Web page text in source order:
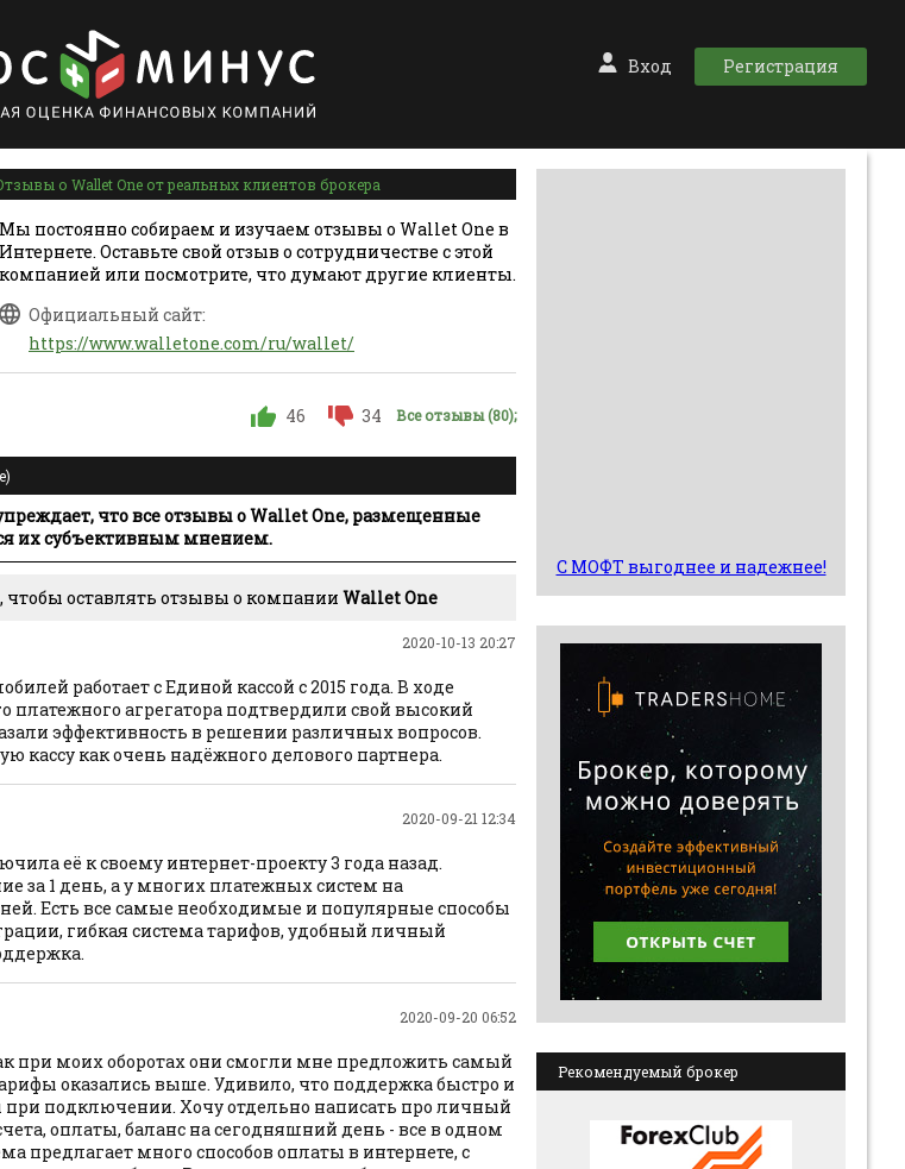
Вход Регистрация
о Wallet One от реальных клиентов брокера
Мы постоянно собираем и изучаем отзывы о Wallet One в
Интернете. Оставьте свой отзыв о сотрудничестве с этой
компанией или посмотрите, что думают другие клиенты.
Официальный сайт:
https://www.walletone.com/ru/wallet/
46 34 Все отзывы (80);
что все отзывы о Wallet One, размещенные
их субъективным мнением.
, чтобы оставлять отзывы о компании Wallet One
2020-10-13 20:27
работает с Единой кассой с 2015 года. В ходе
платежного агрегатора подтвердили свой высокий
эффективность в решении различных вопросов.
как очень надёжного делового партнера.
2020-09-21 12:34
её к своему интернет-проекту 3 года назад.
за 1 день, а у многих платежных систем на
Есть все самые необходимые и популярные способы
гибкая система тарифов, удобный личный
2020-09-20 06:52
при моих оборотах они смогли мне предложить самый
оказались выше. Удивило, что поддержка быстро и
подключении. Хочу отдельно написать про личный
оплаты, баланс на сегодняшний день - все в одном
предлагает много способов оплаты в интернете, с
С МОФТ выгоднее и надежнее!
Рекомендуемый брокер